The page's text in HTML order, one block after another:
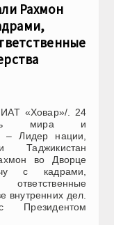
Рахмон
«Ховар»/. 24
мира и
– Лидер нации,
Таджикистан
во Дворце
с кадрами,
внутренних дел.